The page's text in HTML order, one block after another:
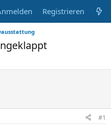
Registrieren
#1